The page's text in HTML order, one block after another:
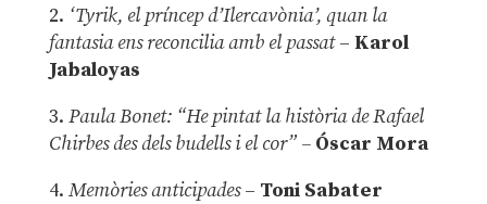
2. ‘Tyrik, el príncep d’Ilercavònia’, quan la
fantasia ens reconcilia amb el passat– Karol
Jabaloyas
3. Paula Bonet: “He pintat la història de Rafael
Chirbes des dels budells i el cor” –Óscar Mora
4. Memòries anticipades– Toni Sabater